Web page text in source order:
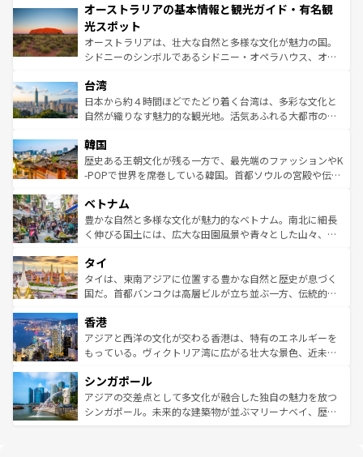
部のニューオーリンズでは、音楽と美食が融合した独特の
文化が魅力。旅行者はアメリカの各地域で異なる魅力を楽
しみながら、その多様性と豊かな歴史を感じることができ
るだろう。車でのロードトリップや列車の旅も、アメリカ
情報は
ワイ島は見逃せない。また、定番の観光地といえばオアフ
島だが、静かな自然を求めるならマウイ島やカウアイ島が
おすすめ。エメラルドグリーンに輝く海をはじめ、豊かな
文化や歴史が息づいている。「アロハスピリット」と呼ば
人々、おいしいローカルフードやハワイアンミュージッ
ク、伝統的なフラダンスなど、すべてがハワイの魅力を彩
っている。訪れるたびに新しい発見と感動が待っているハ
はコンテンツ一覧
オーストラリアの基本情報と観光ガイド・有名観
光スポット
オーストラリアは、壮大な自然と多様な文化が魅力の国。
シドニーのシンボルであるシドニー・オペラハウス、オー
リアリーフや大陸中央部にそびえるウルル（エアーズロッ
ク）、タスマニアの美しい原生林やケアンズの熱帯雨林な
ど、見どころがたくさん。また、カフェやワイン、オージ
いる。アクティビティも充実しており、サーフィンやダイ
ビング、ハイキングなど、アウトドア好きにはたまらな
い。オーストラリアの多彩な魅力を存分に味わいつくそ
参照してほしい。
台湾
日本から約４時間ほどでたどり着く台湾は、多彩な文化と
自然が織りなす魅力的な観光地。活気あふれる大都市の台
ン）、静ひつな山岳地帯である台湾東部など、都市の喧騒
と山間の静けさが共存しており、訪れる人に新しい発見と
驚きをもたらしてくれる。また、奥深い台湾の食文化も魅
容にもいいと評判のスイーツなど、バラエティ豊かな料理
が味わえる。 なお、新着の台湾情報は コンテンツ一覧を参
照してほしい。
韓国
歴史ある王朝文化が残る一方で、最先端のファッションやK
-POPで世界を席巻している韓国。首都ソウルの宮殿や伝統
き、地方に足を延ばせば四季折々の自然美を楽しむことが
できる。そして、キムチや焼肉、絶品のストリートフード
まで、さまざまな韓国料理が待っている。夜には、韓国な
リティに包まれながら、韓国の多彩な魅力を心ゆくまで味
わってみてほしい。 なお、新着の韓国情報はコンテンツ一
覧を参照してほしい。
ベトナム
豊かな自然と多様な文化が魅力的なベトナム。南北に細長
く伸びる国土には、広大な田園風景や青々とした山々、世
急速な発展と共に伝統が息づく。ハノイの古い町並みやホ
ーチミン市のフランス統治時代の建物も、独特の雰囲気を
醸し出している。また、バラエティの豊かさとおいしさで
とつ。フォーやバインミー、ベトナムコーヒーなどは、ぜ
ひ現地で味わいたい。どの地域を訪れてもあたたかい人々
が旅行者を迎えてくれるので、きっと忘れられない旅にな
参照してほしい。
タイ
タイは、東南アジアに位置する豊かな自然と歴史が息づく
国だ。首都バンコクは高層ビルが立ち並ぶ一方、伝統的な
の活気が交差している。北部ではチェンマイなどの山岳地
帯で自然と触れ合い、南部ではプーケットやクラビの美し
いビーチでリゾート気分を楽しむことができる。タイ料理
激する。気候は一年中温暖で、どの季節にも異なる楽しみ
が待っている。親しみやすいタイの人々、仏教を中心とし
た文化、そして多様な観光資源が、訪れる旅人を魅了し続
香港
アジアと西洋の文化が交わる香港は、特有のエネルギーを
もっている。ヴィクトリア湾に広がる壮大な景色、近未来
み、どこを訪れても感動するはず。観光スポットが密集し
ており、効率よく見どころを回れるのも魅力。息をのむよ
うな絶景から文化的な体験まで、香港を存分に楽しみ尽く
シンガポール
アジアの交差点として多文化が融合した独自の魅力を放つ
シンガポール。未来的な建築物が並ぶマリーナベイ、歴史